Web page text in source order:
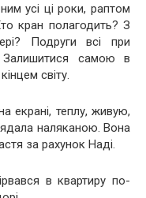
усі ці роки, раптом
кран полагодить? З
Подруги всі при
Залишитися самою в
світу.
екрані, теплу, живую,
наляканою. Вона
за рахунок Наді.
в квартиру по-